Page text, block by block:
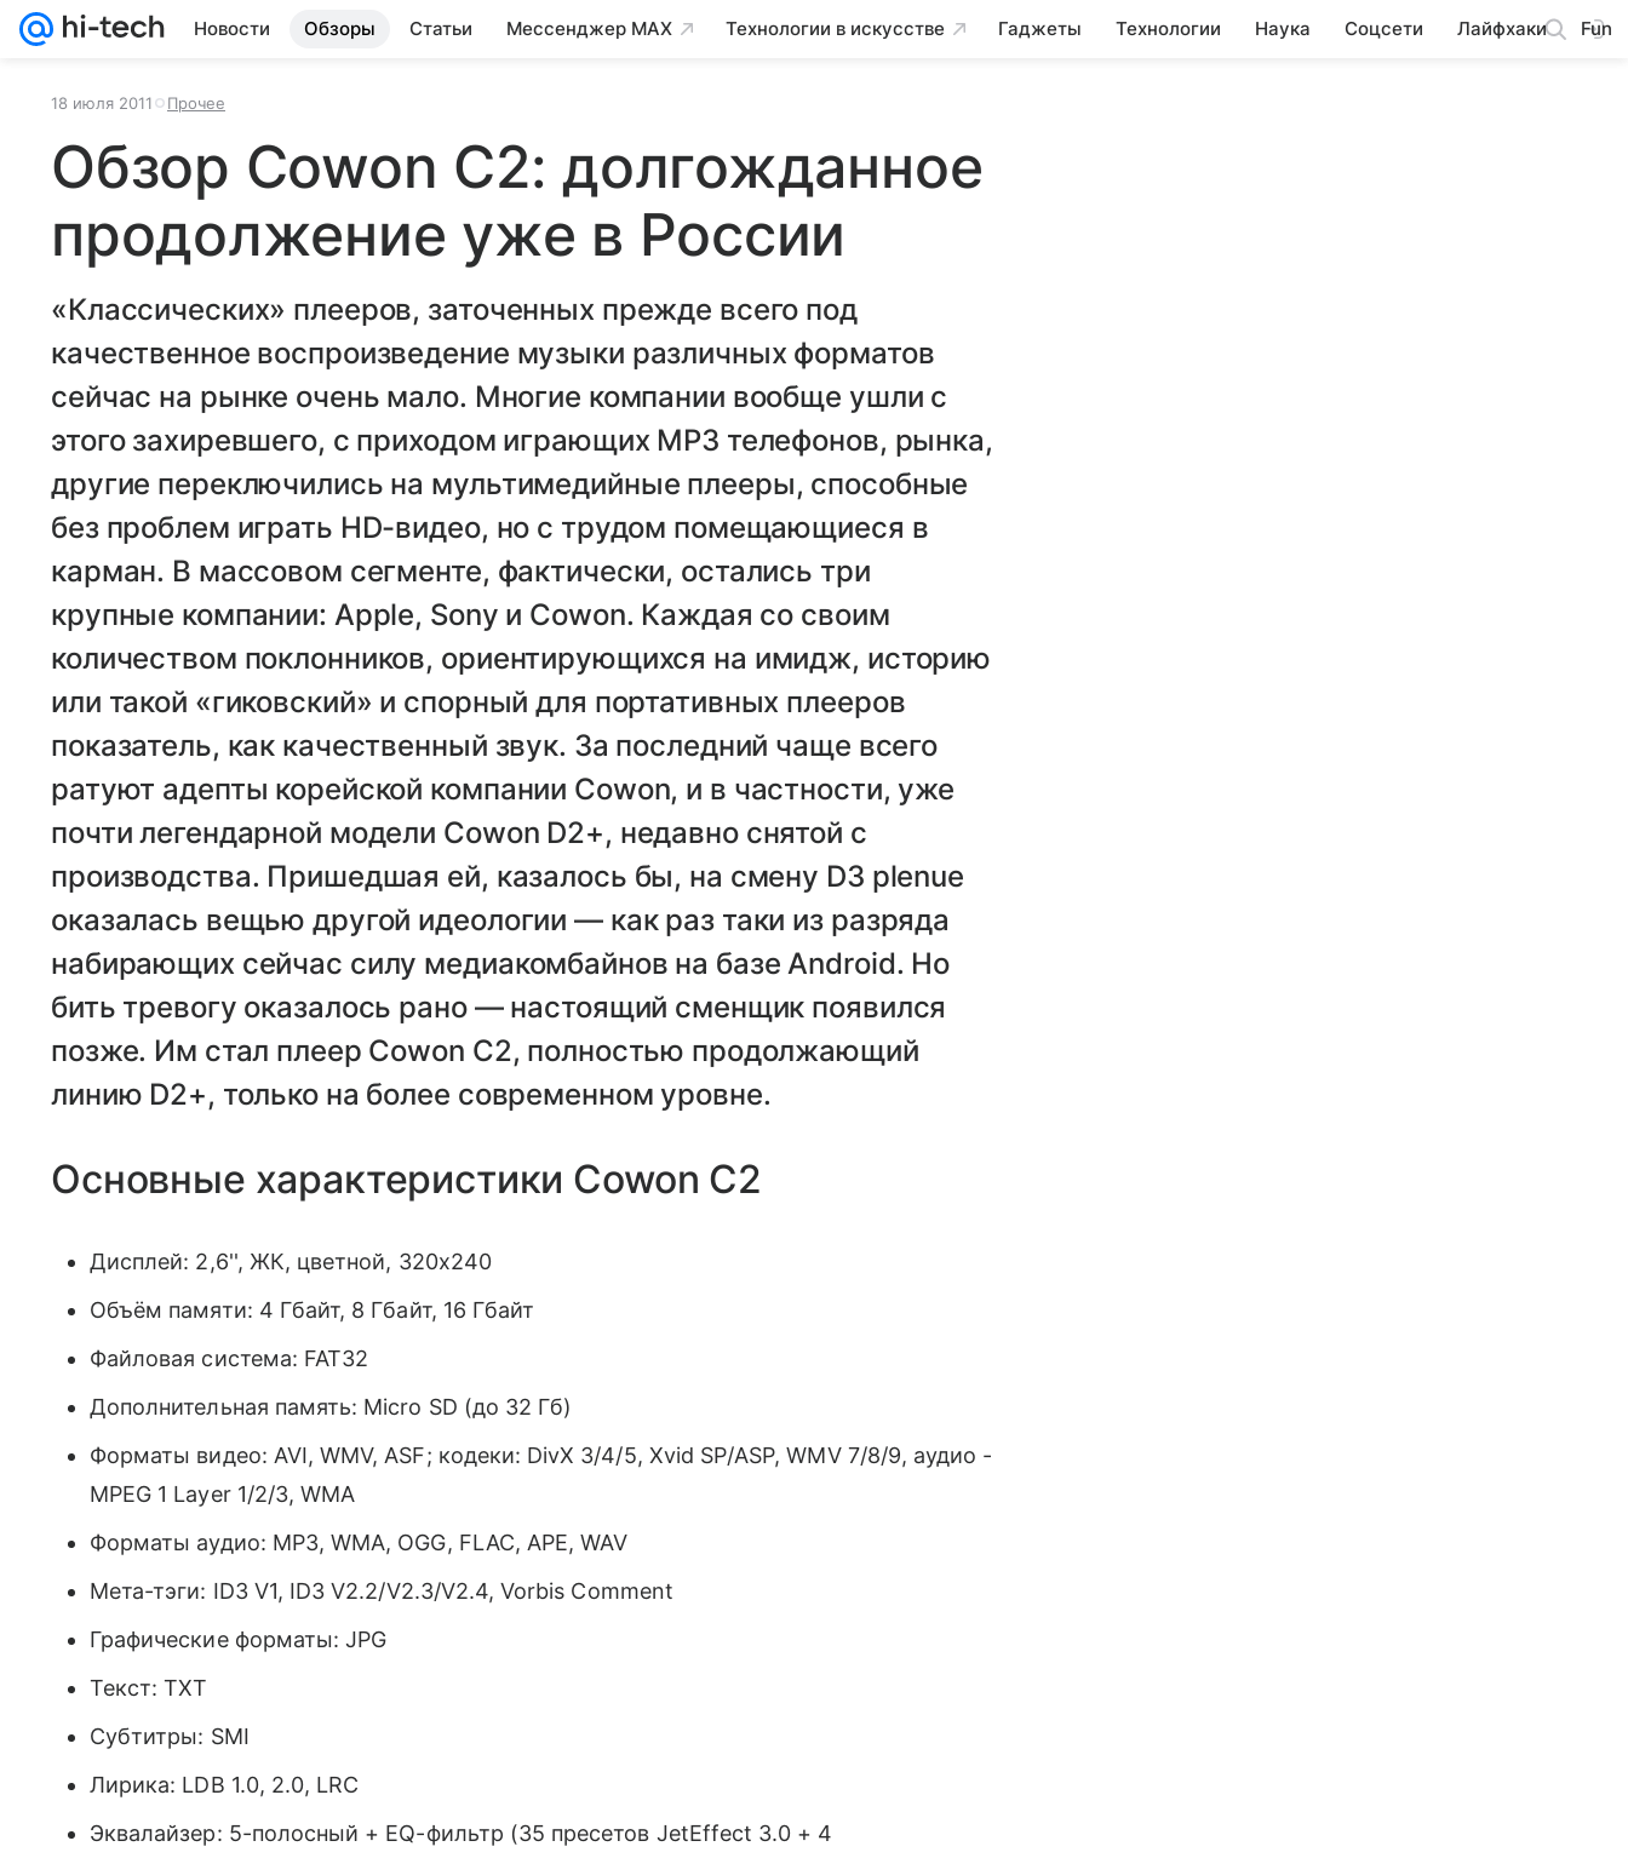
Новости Обзоры Статьи Мессенджер MAX Технологии в искусстве Гаджеты Технологии Наука Соцсети Лайфхаки Fun
18 июля 2011 Прочее
Обзор Cowon C2: долгожданное
продолжение уже в России
«Классических» плееров, заточенных прежде всего под
качественное воспроизведение музыки различных форматов
сейчас на рынке очень мало. Многие компании вообще ушли с
этого захиревшего, с приходом играющих MP3 телефонов, рынка,
другие переключились на мультимедийные плееры, способные
без проблем играть HD-видео, но с трудом помещающиеся в
карман. В массовом сегменте, фактически, остались три
крупные компании: Apple, Sony и Cowon. Каждая со своим
количеством поклонников, ориентирующихся на имидж, историю
или такой «гиковский» и спорный для портативных плееров
показатель, как качественный звук. За последний чаще всего
ратуют адепты корейской компании Cowon, и в частности, уже
почти легендарной модели Cowon D2+, недавно снятой с
производства. Пришедшая ей, казалось бы, на смену D3 plenue
оказалась вещью другой идеологии — как раз таки из разряда
набирающих сейчас силу медиакомбайнов на базе Android. Но
бить тревогу оказалось рано — настоящий сменщик появился
позже. Им стал плеер Cowon C2, полностью продолжающий
линию D2+, только на более современном уровне.
Основные характеристики Cowon C2
Дисплей: 2,6'', ЖК, цветной, 320x240
Объём памяти: 4 Гбайт, 8 Гбайт, 16 Гбайт
Файловая система: FAT32
Дополнительная память: Micro SD (до 32 Гб)
Форматы видео: AVI, WMV, ASF; кодеки: DivX 3/4/5, Xvid SP/ASP, WMV 7/8/9, аудио -
MPEG 1 Layer 1/2/3, WMA
Форматы аудио: MP3, WMA, OGG, FLAC, APE, WAV
Мета-тэги: ID3 V1, ID3 V2.2/V2.3/V2.4, Vorbis Comment
Графические форматы: JPG
Текст: TXT
Субтитры: SMI
Лирика: LDB 1.0, 2.0, LRC
Эквалайзер: 5-полосный + EQ-фильтр (35 пресетов JetEffect 3.0 + 4